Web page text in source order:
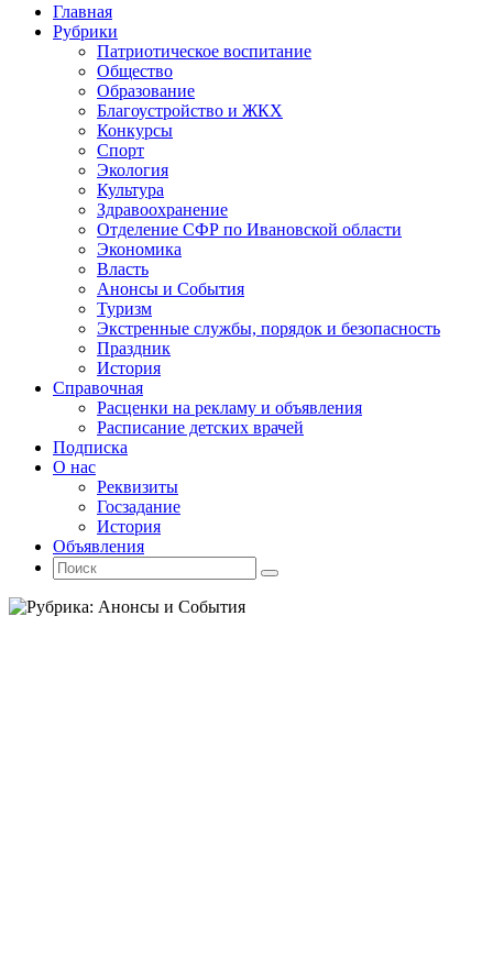
Промотать
содержимому
Главная
Рубрики
Патриотическое воспитание
Общество
Образование
Благоустройство и ЖКХ
Конкурсы
Спорт
Экология
Культура
Здравоохранение
Отделение СФР по Ивановской области
Экономика
Власть
Анонсы и События
Туризм
Экстренные службы, порядок и безопасность
Праздник
История
Справочная
Расценки на рекламу и объявления
Расписание детских врачей
Подписка
О нас
Реквизиты
Госзадание
История
Объявления
Поиск
Искать:
Поиск